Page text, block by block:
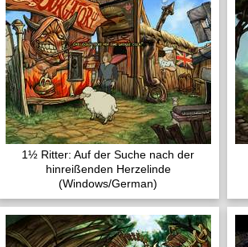
1½ Ritter: Auf der Suche nach der
hinreißenden Herzelinde
(Windows/German)